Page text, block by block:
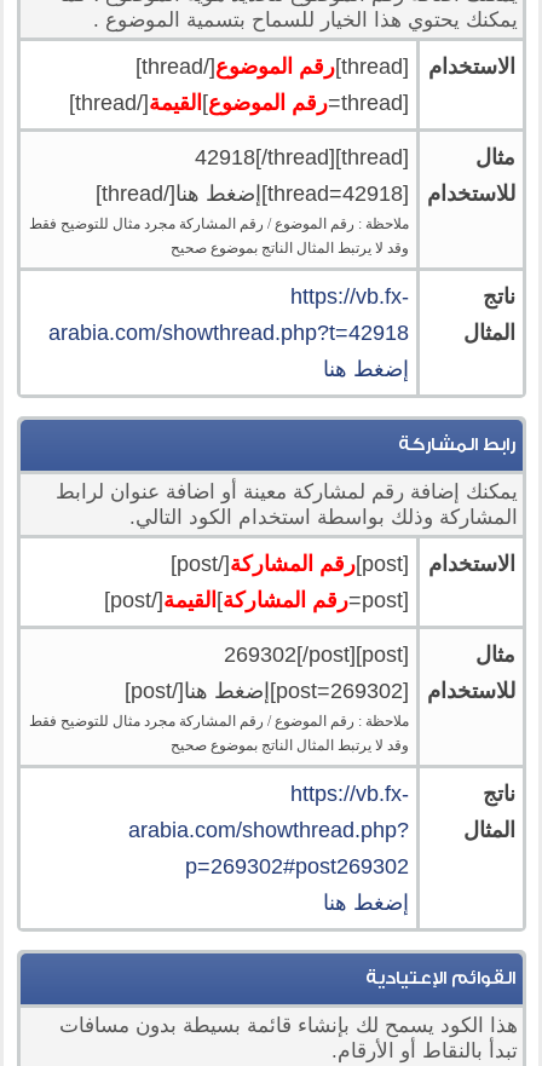
يمكنك يحتوي هذا الخيار للسماح بتسمية الموضوع .
الاستخدام [thread] رقم الموضوع[/thread]
[thread=
رقم الموضوع] القيمة[/thread]
مثال
للاستخدام
[thread]42918[/thread]
[thread=42918]إضغط هنا[/thread]
ملاحظة : رقم الموضوع / رقم المشاركة مجرد مثال للتوضيح فقط
وقد لا يرتبط المثال الناتج بموضوع صحيح
ناتج
المثال
https://vb.fx-
arabia.com/showthread.php?t=42918
إضغط هنا
رابط المشاركة
يمكنك إضافة رقم لمشاركة معينة أو اضافة عنوان لرابط
المشاركة وذلك بواسطة استخدام الكود التالي.
الاستخدام [post] رقم المشاركة[/post]
[post=
رقم المشاركة] القيمة[/post]
مثال
للاستخدام
[post]269302[/post]
[post=269302]إضغط هنا[/post]
ملاحظة : رقم الموضوع / رقم المشاركة مجرد مثال للتوضيح فقط
وقد لا يرتبط المثال الناتج بموضوع صحيح
ناتج
المثال
https://vb.fx-
arabia.com/showthread.php?
p=269302#post269302
إضغط هنا
القوائم الإعتيادية
هذا الكود يسمح لك بإنشاء قائمة بسيطة بدون مسافات
تبدأ بالنقاط أو الأرقام.